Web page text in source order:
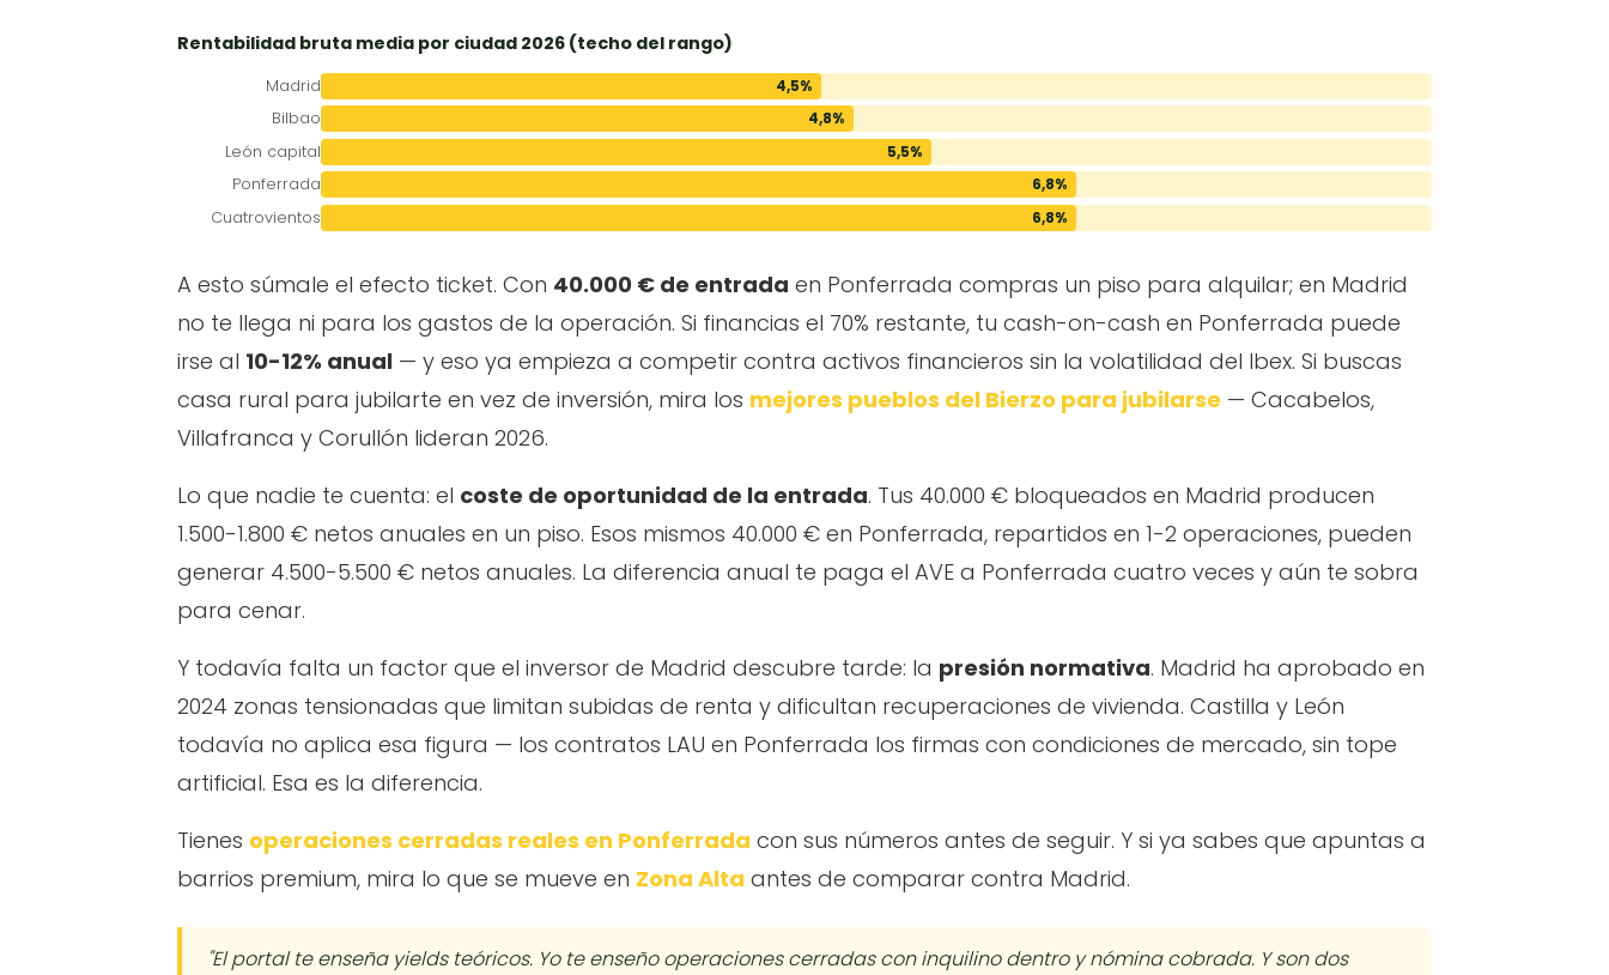
Rentabilidad bruta media por ciudad 2026 (techo del rango)
Madrid
4,5%
Bilbao
4,8%
León capital
5,5%
Ponferrada
6,8%
Cuatrovientos
6,8%
A esto súmale el efecto ticket. Con 40.000 € de entrada en Ponferrada compras un piso para alquilar; en Madrid
no te llega ni para los gastos de la operación. Si financias el 70% restante, tu cash-on-cash en Ponferrada puede
irse al 10-12% anual — y eso ya empieza a competir contra activos financieros sin la volatilidad del Ibex. Si buscas
casa rural para jubilarte en vez de inversión, mira los mejores pueblos del Bierzo para jubilarse — Cacabelos,
Villafranca y Corullón lideran 2026.
Lo que nadie te cuenta: el coste de oportunidad de la entrada. Tus 40.000 € bloqueados en Madrid producen
1.500-1.800 € netos anuales en un piso. Esos mismos 40.000 € en Ponferrada, repartidos en 1-2 operaciones, pueden
generar 4.500-5.500 € netos anuales. La diferencia anual te paga el AVE a Ponferrada cuatro veces y aún te sobra
para cenar.
Y todavía falta un factor que el inversor de Madrid descubre tarde: la presión normativa. Madrid ha aprobado en
2024 zonas tensionadas que limitan subidas de renta y dificultan recuperaciones de vivienda. Castilla y León
todavía no aplica esa figura — los contratos LAU en Ponferrada los firmas con condiciones de mercado, sin tope
artificial. Esa es la diferencia.
Tienes operaciones cerradas reales en Ponferrada con sus números antes de seguir. Y si ya sabes que apuntas a
barrios premium, mira lo que se mueve en Zona Alta antes de comparar contra Madrid.
"El portal te enseña yields teóricos. Yo te enseño operaciones cerradas con inquilino dentro y nómina cobrada. Y son dos